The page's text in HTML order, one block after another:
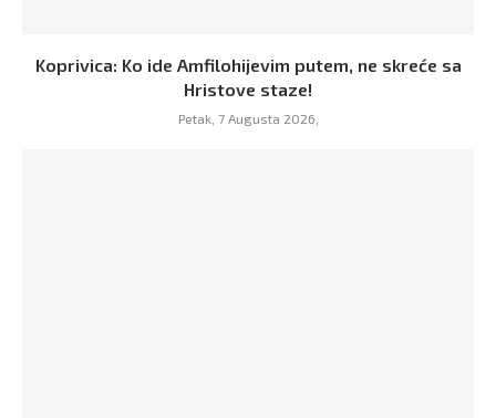
Koprivica: Ko ide Amfilohijevim putem, ne skreće sa
Hristove staze!
Petak, 7 Augusta 2026,